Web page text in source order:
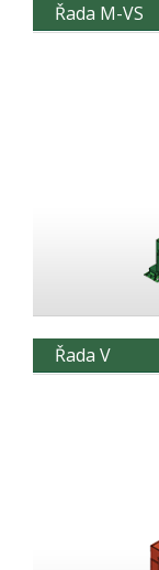
Řada M-VS
Řada V